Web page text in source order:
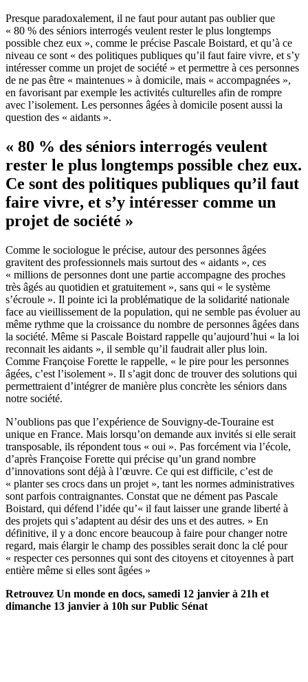
Presque paradoxalement, il ne faut pour autant pas oublier que
« 80 % des séniors interrogés veulent rester le plus longtemps
possible chez eux », comme le précise Pascale Boistard, et qu’à ce
niveau ce sont « des politiques publiques qu’il faut faire vivre, et s’y
intéresser comme un projet de société » et permettre à ces personnes
de ne pas être « maintenues » à domicile, mais « accompagnées »,
en favorisant par exemple les activités culturelles afin de rompre
avec l’isolement. Les personnes âgées à domicile posent aussi la
question des « aidants ».
« 80 % des séniors interrogés veulent
rester le plus longtemps possible chez eux.
Ce sont des politiques publiques qu’il faut
faire vivre, et s’y intéresser comme un
projet de société »
Comme le sociologue le précise, autour des personnes âgées
gravitent des professionnels mais surtout des « aidants », ces
« millions de personnes dont une partie accompagne des proches
très âgés au quotidien et gratuitement », sans qui « le système
s’écroule ». Il pointe ici la problématique de la solidarité nationale
face au vieillissement de la population, qui ne semble pas évoluer au
même rythme que la croissance du nombre de personnes âgées dans
la société. Même si Pascale Boistard rappelle qu’aujourd’hui « la loi
reconnait les aidants », il semble qu’il faudrait aller plus loin.
Comme Françoise Forette le rappelle, « le pire pour les personnes
âgées, c’est l’isolement ». Il s’agit donc de trouver des solutions qui
permettraient d’intégrer de manière plus concrète les séniors dans
notre société.
N’oublions pas que l’expérience de Souvigny-de-Touraine est
unique en France. Mais lorsqu’on demande aux invités si elle serait
transposable, ils répondent tous « oui ». Pas forcément via l’école,
d’après Françoise Forette qui précise qu’un grand nombre
d’innovations sont déjà à l’œuvre. Ce qui est difficile, c’est de
« planter ses crocs dans un projet », tant les normes administratives
sont parfois contraignantes. Constat que ne dément pas Pascale
Boistard, qui défend l’idée qu’« il faut laisser une grande liberté à
des projets qui s’adaptent au désir des uns et des autres. » En
définitive, il y a donc encore beaucoup à faire pour changer notre
regard, mais élargir le champ des possibles serait donc la clé pour
« respecter ces personnes qui sont des citoyens et citoyennes à part
entière même si elles sont âgées »
Retrouvez Un monde en docs, samedi 12 janvier à 21h et
dimanche 13 janvier à 10h sur Public Sénat